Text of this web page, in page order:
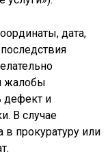
дата,
жалобы
дефект и
В случае
в прокуратуру или